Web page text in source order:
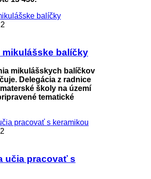
mikulášske balíčky
mikulášskych balíčkov
Delegácia z radnice
školy na území
tematické
učia pracovať s